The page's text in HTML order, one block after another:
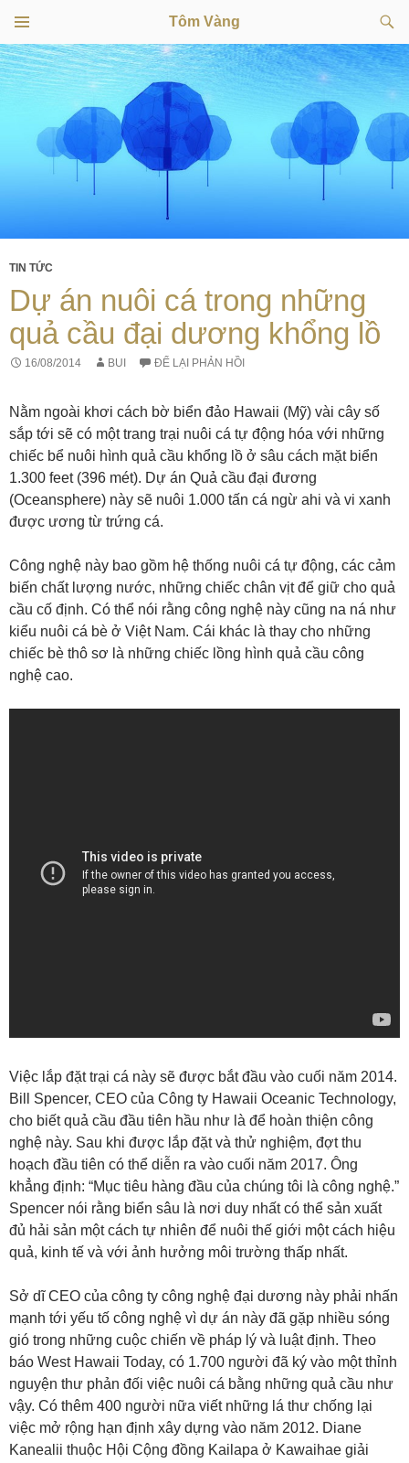
Tôm Vàng
kiếm
TRÌNH
ĐƠN
CƠ SỞ
CHUYỂN
ĐẾN
NỘI
TIN TỨC
Dự án nuôi cá trong những
quả cầu đại dương khổng lồ
16/08/2014 BUI ĐỂ LẠI PHẢN HỒI
Nằm ngoài khơi cách bờ biển đảo Hawaii (Mỹ) vài cây số
sắp tới sẽ có một trang trại nuôi cá tự động hóa với những
chiếc bể nuôi hình quả cầu khổng lồ ở sâu cách mặt biển
1.300 feet (396 mét). Dự án Quả cầu đại đương
(Oceansphere) này sẽ nuôi 1.000 tấn cá ngừ ahi và vi xanh
được ương từ trứng cá.
Công nghệ này bao gồm hệ thống nuôi cá tự động, các cảm
biến chất lượng nước, những chiếc chân vịt để giữ cho quả
cầu cố định. Có thể nói rằng công nghệ này cũng na ná như
kiểu nuôi cá bè ở Việt Nam. Cái khác là thay cho những
chiếc bè thô sơ là những chiếc lồng hình quả cầu công
nghệ cao.
Việc lắp đặt trại cá này sẽ được bắt đầu vào cuối năm 2014.
Bill Spencer, CEO của Công ty Hawaii Oceanic Technology,
cho biết quả cầu đầu tiên hầu như là để hoàn thiện công
nghệ này. Sau khi được lắp đặt và thử nghiệm, đợt thu
hoạch đầu tiên có thể diễn ra vào cuối năm 2017. Ông
khẳng định: “Mục tiêu hàng đầu của chúng tôi là công nghệ.”
Spencer nói rằng biển sâu là nơi duy nhất có thể sản xuất
đủ hải sản một cách tự nhiên để nuôi thế giới một cách hiệu
quả, kinh tế và với ảnh hưởng môi trường thấp nhất.
Sở dĩ CEO của công ty công nghệ đại dương này phải nhấn
mạnh tới yếu tố công nghệ vì dự án này đã gặp nhiều sóng
gió trong những cuộc chiến về pháp lý và luật định. Theo
báo West Hawaii Today, có 1.700 người đã ký vào một thỉnh
nguyện thư phản đối việc nuôi cá bằng những quả cầu như
vậy. Có thêm 400 người nữa viết những lá thư chống lại
việc mở rộng hạn định xây dựng vào năm 2012. Diane
Kanealii thuộc Hội Cộng đồng Kailapa ở Kawaihae giải